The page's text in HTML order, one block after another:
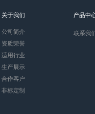
关于我们
公司简介
资质荣誉
适用行业
生产展示
合作客户
非标定制
产品中
联系我